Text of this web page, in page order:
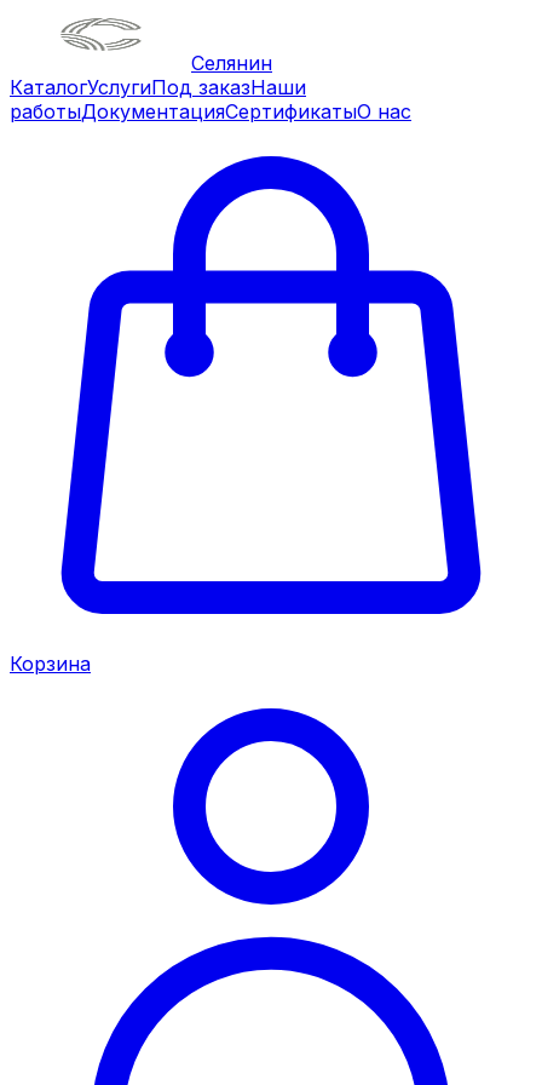
Селянин
КаталогУслугиПод заказНаши
работыДокументацияСертификатыО нас
Корзина